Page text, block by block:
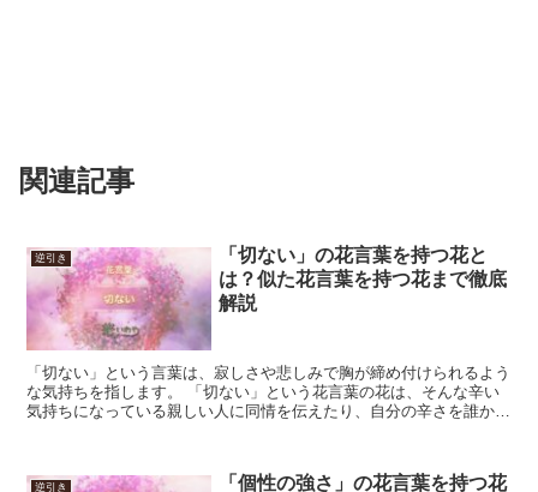
関連記事
逆引き
「切ない」の花言葉を持つ花と
は？似た花言葉を持つ花まで徹底
解説
「切ない」という言葉は、寂しさや悲しみで胸が締め付けられるよう
な気持ちを指します。 「切ない」という花言葉の花は、そんな辛い
気持ちになっている親しい人に同情を伝えたり、自分の辛さを誰かに
逆引き
「個性の強さ」の花言葉を持つ花